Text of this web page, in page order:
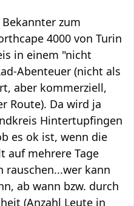
zum
4000 von Turin
in einem "nicht
Abenteuer (nicht als
aber kommerziell,
Route). Da wird ja
Hintertupfingen
es ok ist, wenn die
auf mehrere Tage
rauschen...wer kann
ab wann bzw. durch
(Anzahl Leute in